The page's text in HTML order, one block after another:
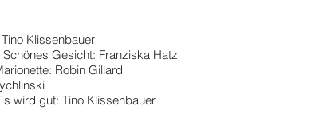
Klissenbauer
Schönes Gesicht: Franziska Hatz
Robin Gillard
wird gut: Tino Klissenbauer